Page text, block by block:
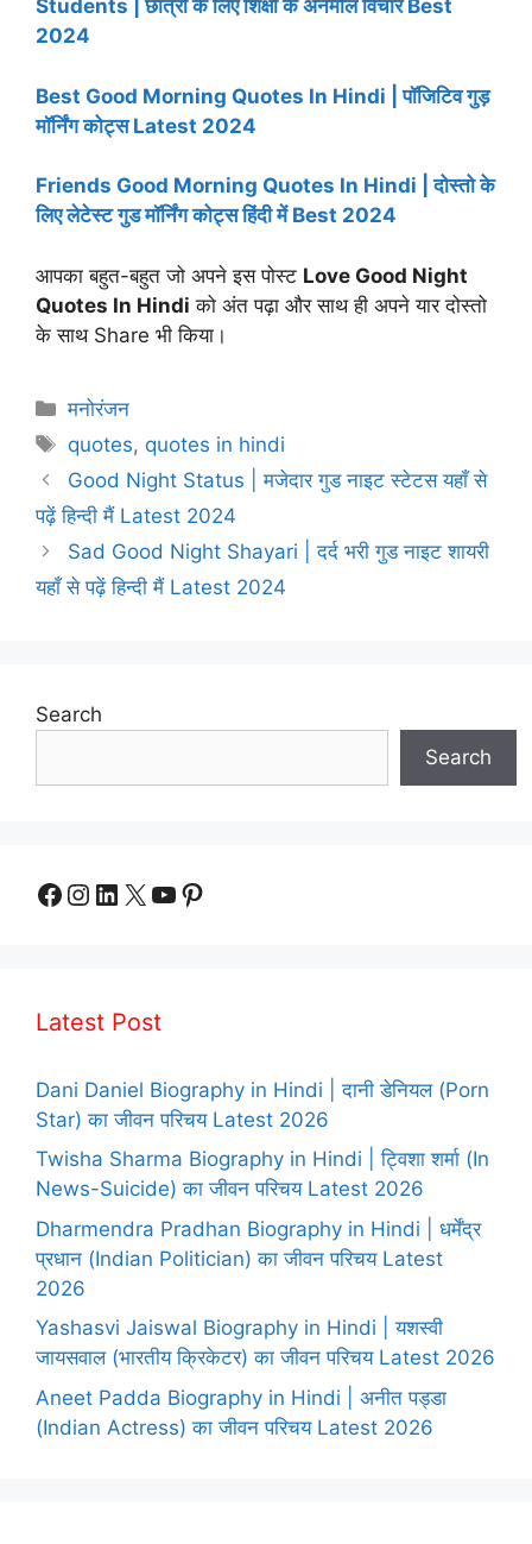
Students | छात्रों के लिए शिक्षा के अनमोल विचार Best
2024
Best Good Morning Quotes In Hindi | पॉजिटिव गुड़
मॉर्निंग कोट्स Latest 2024
Friends Good Morning Quotes In Hindi | दोस्तो के
लिए लेटेस्ट गुड मॉर्निंग कोट्स हिंदी में Best 2024
आपका बहुत-बहुत जो अपने इस पोस्ट Love Good Night
Quotes In Hindi को अंत पढ़ा और साथ ही अपने यार दोस्तो
के साथ Share भी किया।
Categories
मनोरंजन
Tags
quotes, quotes in hindi
Good Night Status | मजेदार गुड नाइट स्टेटस यहाँ से
पढ़ें हिन्दी मैं Latest 2024
Sad Good Night Shayari | दर्द भरी गुड नाइट शायरी
यहाँ से पढ़ें हिन्दी मैं Latest 2024
Search
Search
Facebook
Instagram
LinkedIn
X YouTube
Pinterest
Latest Post
Dani Daniel Biography in Hindi | दानी डेनियल (Porn
Star) का जीवन परिचय Latest 2026
Twisha Sharma Biography in Hindi | ट्विशा शर्मा (In
News-Suicide) का जीवन परिचय Latest 2026
Dharmendra Pradhan Biography in Hindi | धर्मेंद्र
प्रधान (Indian Politician) का जीवन परिचय Latest
2026
Yashasvi Jaiswal Biography in Hindi | यशस्वी
जायसवाल (भारतीय क्रिकेटर) का जीवन परिचय Latest 2026
Aneet Padda Biography in Hindi | अनीत पड्डा
(Indian Actress) का जीवन परिचय Latest 2026